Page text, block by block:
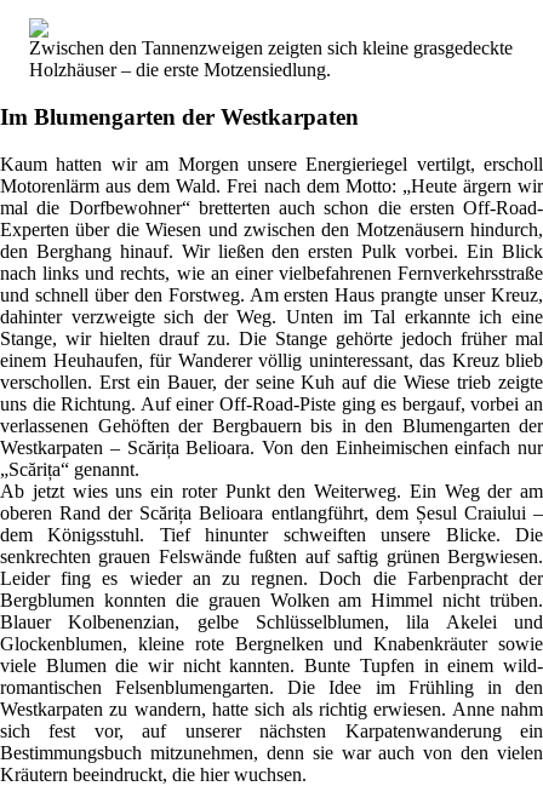
Zwischen den Tannenzweigen zeigten sich kleine grasgedeckte
Holzhäuser – die erste Motzensiedlung.
Im Blumengarten der Westkarpaten
Kaum hatten wir am Morgen unsere Energieriegel vertilgt, erscholl
Motorenlärm aus dem Wald. Frei nach dem Motto: „Heute ärgern wir
mal die Dorfbewohner“ bretterten auch schon die ersten Off-Road-
Experten über die Wiesen und zwischen den Motzenäusern hindurch,
den Berghang hinauf. Wir ließen den ersten Pulk vorbei. Ein Blick
nach links und rechts, wie an einer vielbefahrenen Fernverkehrsstraße
und schnell über den Forstweg. Am ersten Haus prangte unser Kreuz,
dahinter verzweigte sich der Weg. Unten im Tal erkannte ich eine
Stange, wir hielten drauf zu. Die Stange gehörte jedoch früher mal
einem Heuhaufen, für Wanderer völlig uninteressant, das Kreuz blieb
verschollen. Erst ein Bauer, der seine Kuh auf die Wiese trieb zeigte
uns die Richtung. Auf einer Off-Road-Piste ging es bergauf, vorbei an
verlassenen Gehöften der Bergbauern bis in den Blumengarten der
Westkarpaten – Scărița Belioara. Von den Einheimischen einfach nur
„Scărița“ genannt.
Ab jetzt wies uns ein roter Punkt den Weiterweg. Ein Weg der am
oberen Rand der Scărița Belioara entlangführt, dem Șesul Craiului –
dem Königsstuhl. Tief hinunter schweiften unsere Blicke. Die
senkrechten grauen Felswände fußten auf saftig grünen Bergwiesen.
Leider fing es wieder an zu regnen. Doch die Farbenpracht der
Bergblumen konnten die grauen Wolken am Himmel nicht trüben.
Blauer Kolbenenzian, gelbe Schlüsselblumen, lila Akelei und
Glockenblumen, kleine rote Bergnelken und Knabenkräuter sowie
viele Blumen die wir nicht kannten. Bunte Tupfen in einem wild-
romantischen Felsenblumengarten. Die Idee im Frühling in den
Westkarpaten zu wandern, hatte sich als richtig erwiesen. Anne nahm
sich fest vor, auf unserer nächsten Karpatenwanderung ein
Bestimmungsbuch mitzunehmen, denn sie war auch von den vielen
Kräutern beeindruckt, die hier wuchsen.